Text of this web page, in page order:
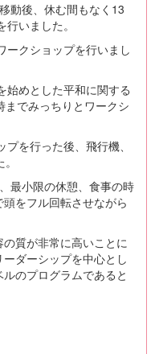
動後、休む間もなく13
いました。
ークショップを行いまし
始めとした平和に関する
でみっちりとワークシ
を行った後、飛行機、
最小限の休憩、食事の時
をフル回転させながら
質が非常に高いことに
ダーシップを中心とし
のプログラムであると